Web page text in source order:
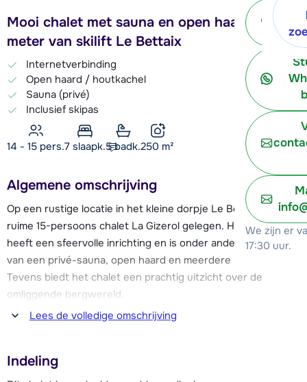
We zijn er
17:30 uur.
Mooi chalet met sauna en open haard, 300
meter van skilift Le Bettaix
Internetverbinding
Open haard / houtkachel
Sauna (privé)
Inclusief skipas
14 - 15 pers.7 slaapk.5 badk.250 m²
Algemene omschrijving
Op een rustige locatie in het kleine dorpje Le Bettaix is het
ruime 15-persoons chalet La Gizerol gelegen. Het chalet
heeft een sfeervolle inrichting en is onder andere voorzien
van een privé-sauna, open haard en meerdere balkons.
Tevens biedt het chalet een prachtig uitzicht over de
omliggende bergwereld.
aangesloten op het grote Les Trois Vallées skigebied. Het is
Lees de volledige omschrijving
Indeling